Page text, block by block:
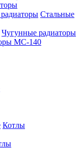
Стальные
Чугунные радиаторы
МС-140
Котлы